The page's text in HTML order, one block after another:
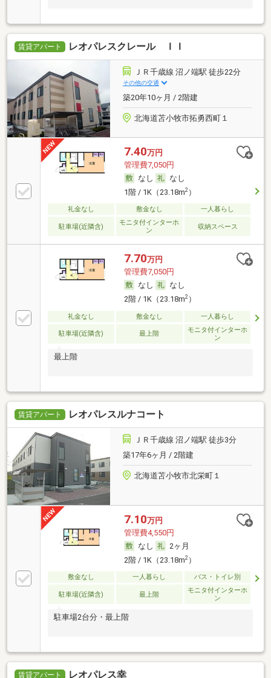
賃貸アパート レオパレスクレール ＩＩ
ＪＲ千歳線 沼ノ端駅 徒歩22分
その他の交通
築20年10ヶ月 / 2階建
北海道苫小牧市拓勇西町１
7.40万円
管理費7,050円
なし
なし
1階 / 1K（23.18m2）
礼金なし 敷金なし 一人暮らし
駐車場(近隣含)
モニタ付インターホ
ン
収納スペース
7.70万円
管理費7,050円
なし
なし
2階 / 1K（23.18m2）
礼金なし 敷金なし 一人暮らし
駐車場(近隣含) 最上階
モニタ付インターホ
ン
最上階
賃貸アパート レオパレスルナコート
ＪＲ千歳線 沼ノ端駅 徒歩3分
築17年6ヶ月 / 2階建
北海道苫小牧市北栄町１
7.10万円
管理費4,550円
なし
2ヶ月
2階 / 1K（23.18m2）
敷金なし 一人暮らし バス・トイレ別
駐車場(近隣含) 最上階
モニタ付インターホ
ン
駐車場2台分・最上階
賃貸アパート レオパレス幸